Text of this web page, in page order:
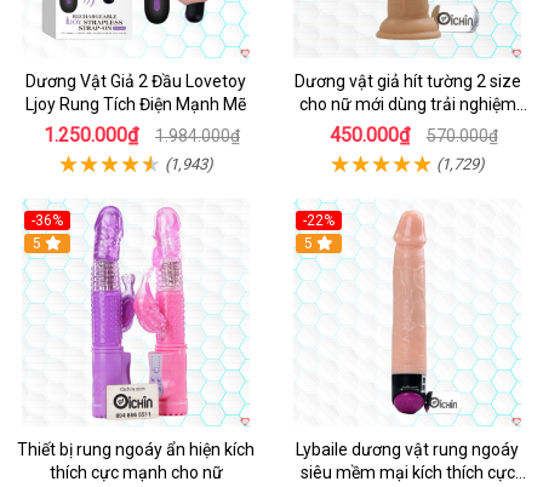
Dương Vật Giả 2 Đầu Lovetoy
Ljoy Rung Tích Điện Mạnh Mẽ
1.250.000₫ 1.984.000₫
(1,943)
Dương vật giả hít tường 2 size
cho nữ mới dùng trải nghiệm
thật
450.000₫ 570.000₫
(1,729)
-36%
Hot
5
Thiết bị rung ngoáy ẩn hiện kích
thích cực mạnh cho nữ
-22%
Hot
5
Lybaile dương vật rung ngoáy
siêu mềm mại kích thích cực